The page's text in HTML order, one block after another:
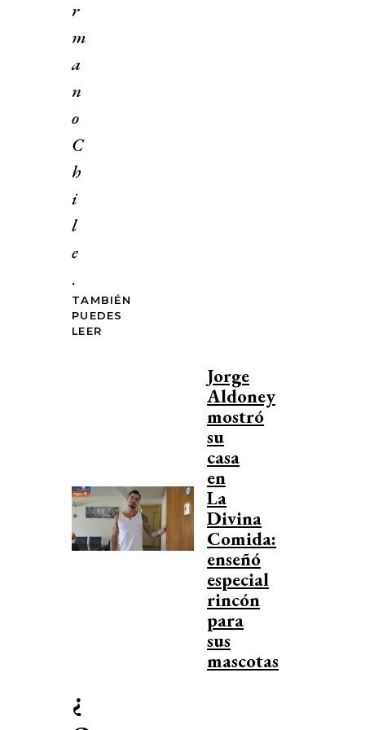
r
m
a
n
o
C
h
i
l
e
.
TAMBIÉN
PUEDES
LEER
Jorge
Aldoney
mostró
su
casa
en
La
Divina
Comida:
enseñó
especial
rincón
para
sus
mascotas
¿